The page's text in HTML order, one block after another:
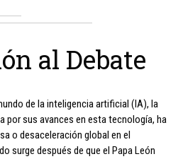
al Debate
de la inteligencia artificial (IA), la
por sus avances en esta tecnología, ha
o desaceleración global en el
surge después de que el Papa León